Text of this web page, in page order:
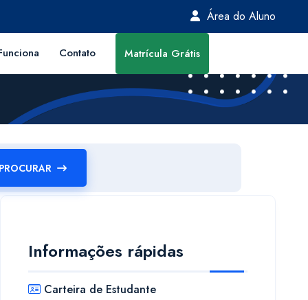
Área do Aluno
Contato Matrícula Grátis
Informações rápidas
Carteira de Estudante